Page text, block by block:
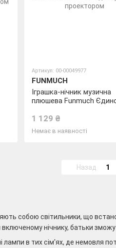
собою світильники, що
нічнику, батьки
лампи в тих сім'ях, де немовля
Артикул: 00-00049977
FUNMUCH
Іграшка-нічник музична
плюшева Funmuch
1 129 ₴
Немає в наявності
Назад 1